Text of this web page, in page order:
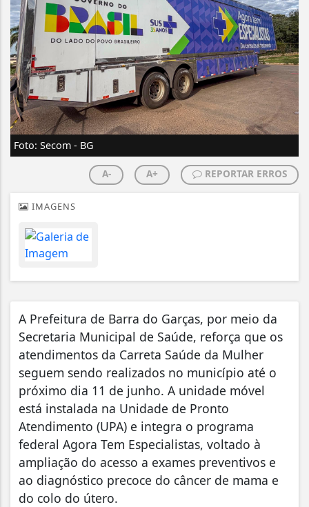
Foto: Secom - BG
A- A+ REPORTAR ERROS
IMAGENS
A Prefeitura de Barra do Garças, por meio da
Secretaria Municipal de Saúde, reforça que os
atendimentos da Carreta Saúde da Mulher
seguem sendo realizados no município até o
próximo dia 11 de junho. A unidade móvel
está instalada na Unidade de Pronto
Atendimento (UPA) e integra o programa
federal Agora Tem Especialistas, voltado à
ampliação do acesso a exames preventivos e
ao diagnóstico precoce do câncer de mama e
do colo do útero.